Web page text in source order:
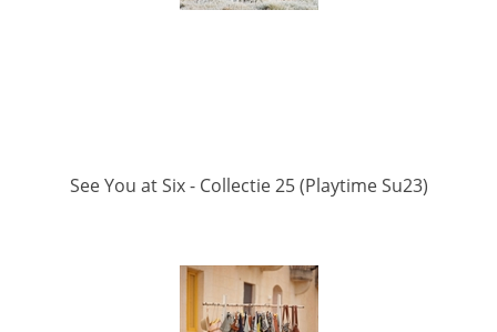
See You at Six - Collectie 25 (Playtime Su23)